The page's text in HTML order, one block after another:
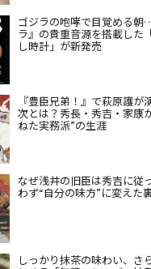
ゴジラの咆哮で目覚める朝
ラ』の貴重音源を搭載した
し時計」が新発売
『豊臣兄弟！』で萩原護が
次とは？秀長・秀吉・家康
ねた実務派”の生涯
なぜ浅井の旧臣は秀吉に従
わず“自分の味方”に変えた
しっかり抹茶の味わい、さ